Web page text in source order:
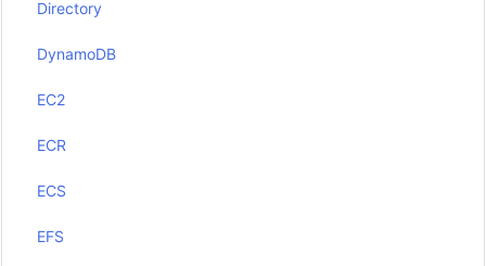
Directory
DynamoDB
EC2
ECR
ECS
EFS